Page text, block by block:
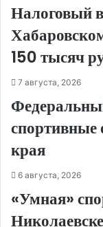
Налоговый
150 тысяч
7 августа, 2026
спортивные
края
6 августа, 2026
«Умная»